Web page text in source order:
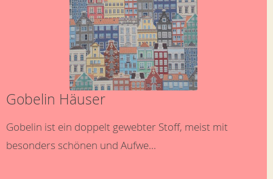
Gobelin Häuser
Gobelin ist ein doppelt gewebter Stoff, meist mit
besonders schönen und Aufwe...